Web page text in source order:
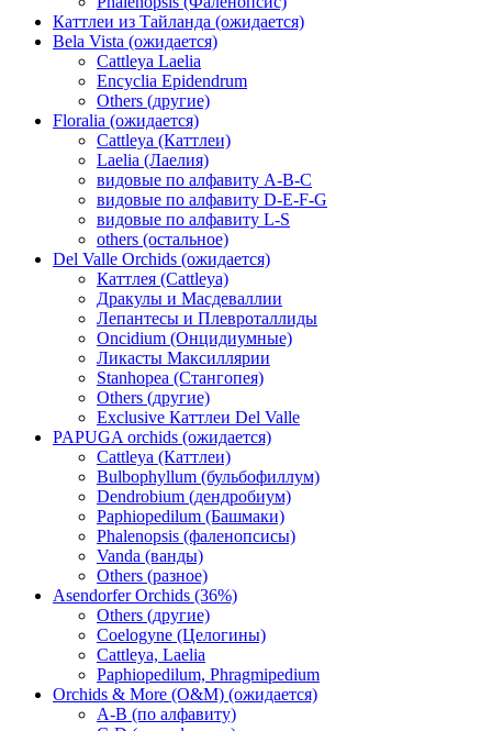
Каттлеи из Тайланда (ожидается)
Bela Vista (ожидается)
Cattleya Laelia
Encyclia Epidendrum
Others (другие)
Floralia (ожидается)
Cattleya (Каттлеи)
Laelia (Лаелия)
видовые по алфавиту A-B-C
видовые по алфавиту D-E-F-G
видовые по алфавиту L-S
others (остальное)
Del Valle Orchids (ожидается)
Каттлея (Cattleya)
Дракулы и Масдеваллии
Лепантесы и Плевроталлиды
Oncidium (Онцидиумные)
Ликасты Максиллярии
Stanhopea (Стангопея)
Others (другие)
Exclusive Каттлеи Del Valle
PAPUGA orchids (ожидается)
Cattleya (Каттлеи)
Bulbophyllum (бульбофиллум)
Dendrobium (дендробиум)
Paphiopedilum (Башмаки)
Phalenopsis (фаленопсисы)
Vanda (ванды)
Others (разное)
Asendorfer Orchids (36%)
Others (другие)
Coelogyne (Целогины)
Cattleya, Laelia
Paphiopedilum, Phragmipedium
Orchids & More (O&M) (ожидается)
A-B (по алфавиту)